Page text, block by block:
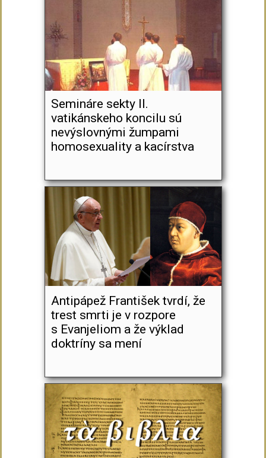
Semináre sekty II.
vatikánskeho koncilu sú
nevýslovnými žumpami
homosexuality a kacírstva
Antipápež František tvrdí, že
trest smrti je v rozpore
s Evanjeliom a že výklad
doktríny sa mení